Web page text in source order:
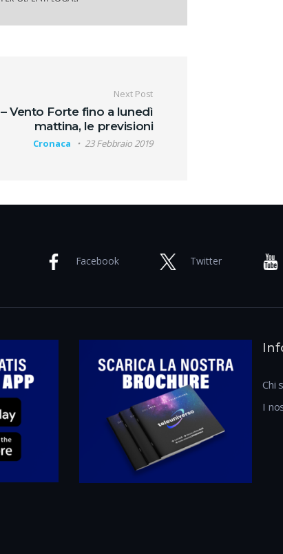
Next Post
Vento Forte fino a lunedì
mattina, le previsioni
Cronaca 23 Febbraio 2019
Facebook Twitter
Chi
I